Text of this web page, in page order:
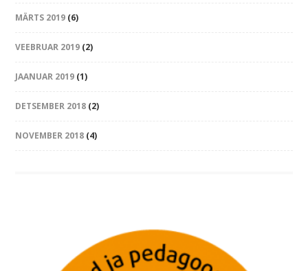
MÄRTS 2019 (6)
VEEBRUAR 2019 (2)
JAANUAR 2019 (1)
DETSEMBER 2018 (2)
NOVEMBER 2018 (4)